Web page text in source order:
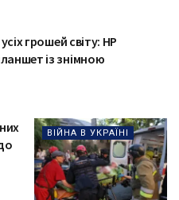
ТЕХНОЛОГІЇ
грошей світу: HP
із знімною
ВІЙНА В УКРАЇНІ